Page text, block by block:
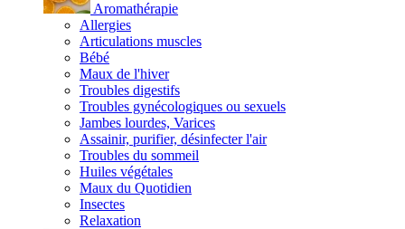
Aromathérapie
Allergies
Articulations muscles
Bébé
Maux de l'hiver
Troubles digestifs
Troubles gynécologiques ou sexuels
Jambes lourdes, Varices
Assainir, purifier, désinfecter l'air
Troubles du sommeil
Huiles végétales
Maux du Quotidien
Insectes
Relaxation